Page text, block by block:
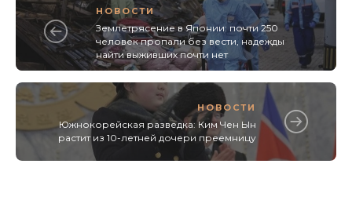
НОВОСТИ
Землетрясение в Японии: почти 250
человек пропали без вести, надежды
найти выживших почти нет
НОВОСТИ
Южнокорейская разведка: Ким Чен Ын
растит из 10-летней дочери преемницу